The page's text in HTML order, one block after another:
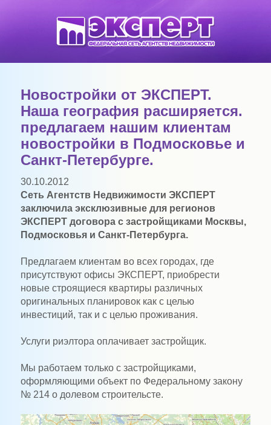
Новостройки от ЭКСПЕРТ.
Наша география расширяется.
предлагаем нашим клиентам
новостройки в Подмосковье и
Санкт-Петербурге.
30.10.2012
Сеть Агентств Недвижимости ЭКСПЕРТ
заключила эксклюзивные для регионов
ЭКСПЕРТ договора с застройщиками Москвы,
Подмосковья и Санкт-Петербурга.
Предлагаем клиентам во всех городах, где
присутствуют офисы ЭКСПЕРТ, приобрести
новые строящиеся квартиры различных
оригинальных планировок как с целью
инвестиций, так и с целью проживания.
Услуги риэлтора оплачивает застройщик.
Мы работаем только с застройщиками,
оформляющими объект по Федеральному закону
№ 214 о долевом строительсте.